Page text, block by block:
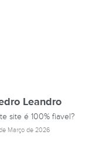
Leandro
site é 100% fiavel?
Março de 2026